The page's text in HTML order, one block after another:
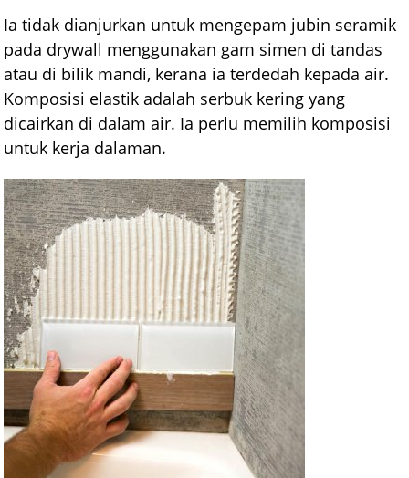
Ia tidak dianjurkan untuk mengepam jubin seramik
pada drywall menggunakan gam simen di tandas
atau di bilik mandi, kerana ia terdedah kepada air.
Komposisi elastik adalah serbuk kering yang
dicairkan di dalam air. Ia perlu memilih komposisi
untuk kerja dalaman.